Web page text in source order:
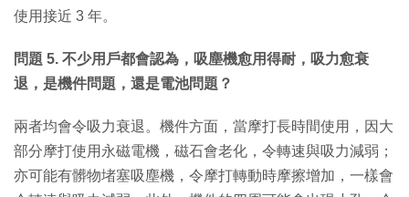
使用接近 3 年。
問題 5. 不少用戶都會認為，吸塵機愈用得耐，吸力愈衰
退，是機件問題，還是電池問題？
兩者均會令吸力衰退。機件方面，當摩打長時間使用，因大
部分摩打使用永磁電機，磁石會老化，令轉速與吸力減弱；
亦可能有髒物堵塞吸塵機，令摩打轉動時摩擦增加，一樣會